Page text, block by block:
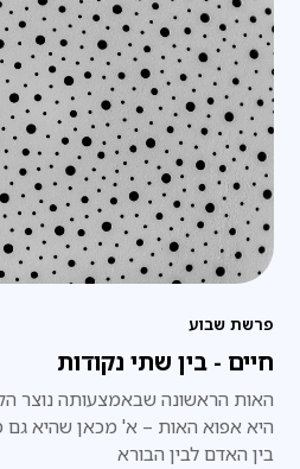
פרשת שבוע
חיים - בין שתי נקודות
האות הראשונה שבאמצעותה נוצר
היא אפוא האות – א' מכאן שהיא
בין האדם לבין הבורא